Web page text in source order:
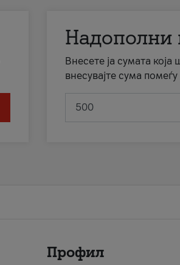
Надополни
Внесете ја сумата
внесувајте сума
Профил